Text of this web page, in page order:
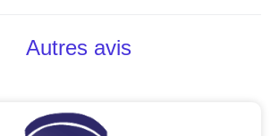
Autres avis